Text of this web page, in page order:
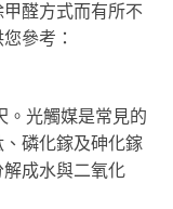
醛方式而有所不
參考：
。光觸媒是常見的
磷化鎵及砷化鎵
成水與二氧化